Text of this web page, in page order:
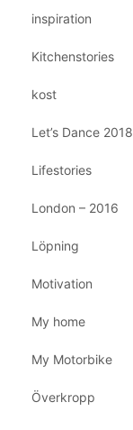
inspiration
Kitchenstories
kost
Let’s Dance 2018
Lifestories
London – 2016
Löpning
Motivation
My home
My Motorbike
Överkropp